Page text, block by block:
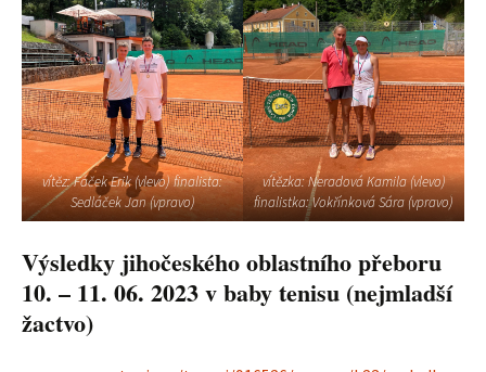
vítěz: Fáček Erik (vlevo) finalista:
Sedláček Jan (vpravo)
vítězka: Neradová Kamila (vlevo)
finalistka: Vokřínková Sára (vpravo)
Výsledky jihočeského oblastního přeboru
10. – 11. 06. 2023 v baby tenisu (nejmladší
žactvo)